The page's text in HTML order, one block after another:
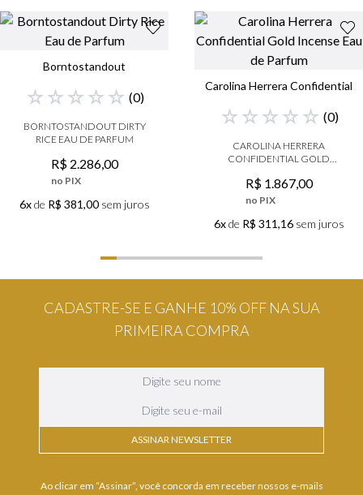
Borntostandout
☆ ☆ ☆ ☆ ☆ (0)
BORNTOSTANDOUT DIRTY
RICE EAU DE PARFUM
R$ 2.286,00
no PIX
6xde R$ 381,00sem juros
Carolina Herrera Confidential
☆ ☆ ☆ ☆ ☆ (0)
CAROLINA HERRERA
CONFIDENTIAL GOLD
R$ 1.867,00
no PIX
6xde R$ 311,16sem juros
CADASTRE-SE E GANHE 10% OFF NA SUA
PRIMEIRA COMPRA
ASSINAR NEWSLETTER
Ao clicar em “Assinar”, você concorda em receber nossos e-mails